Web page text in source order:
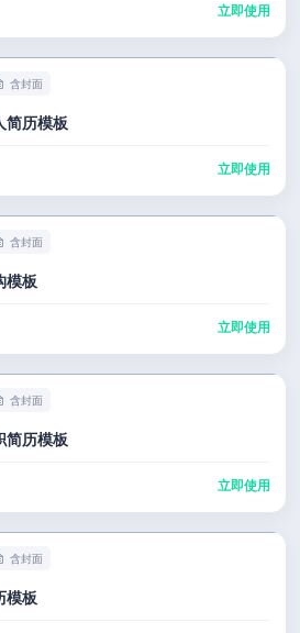
立即使用
含封面
简历模板
立即使用
含封面
模板
立即使用
含封面
简历模板
立即使用
含封面
模板